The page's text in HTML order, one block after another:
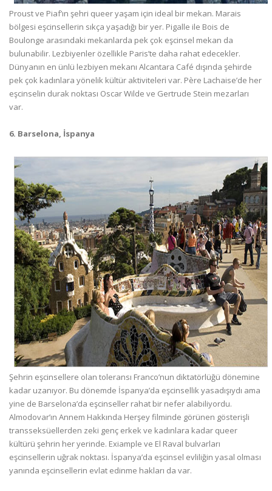
Proust ve Piaf’ın şehri queer yaşam için ideal bir mekan. Marais
bölgesi eşcinsellerin sıkça yaşadığı bir yer. Pigalle ile Bois de
Boulonge arasındaki mekanlarda pek çok eşcinsel mekan da
bulunabilir. Lezbiyenler özellikle Paris’te daha rahat edecekler.
Dünyanın en ünlü lezbiyen mekanı Alcantara Café dışında şehirde
pek çok kadınlara yönelik kültür aktiviteleri var. Père Lachaise’de her
eşcinselin durak noktası Oscar Wilde ve Gertrude Stein mezarları
var.
6. Barselona, İspanya
Şehrin eşcinsellere olan toleransı Franco’nun diktatörlüğü dönemine
kadar uzanıyor. Bu dönemde İspanya’da eşcinsellik yasadışıydı ama
yine de Barselona’da eşcinseller rahat bir nefer alabiliyordu.
Almodovar’ın Annem Hakkında Herşey filminde görünen gösterişli
transseksüellerden zeki genç erkek ve kadınlara kadar queer
kültürü şehrin her yerinde. Exiample ve El Raval bulvarları
eşcinsellerin uğrak noktası. İspanya’da eşcinsel evliliğin yasal olması
yanında eşcinsellerin evlat edinme hakları da var.